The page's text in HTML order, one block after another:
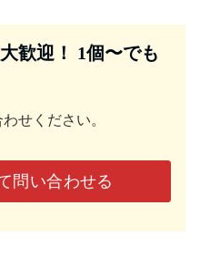
歓迎！ 1個〜でも
せください。
問い合わせる